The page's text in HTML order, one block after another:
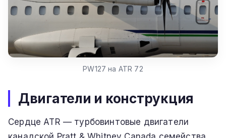
PW127 на ATR 72
Двигатели и конструкция
Сердце ATR — турбовинтовые двигатели